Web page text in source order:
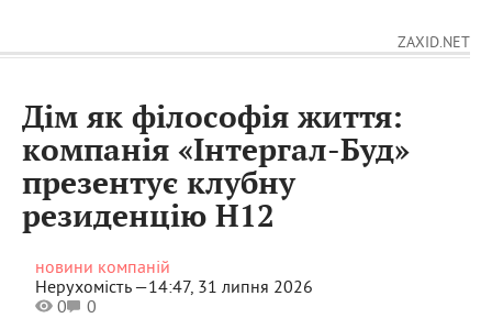
ZAXID.NET
Дім як філософія життя:
компанія «Інтергал-Буд»
презентує клубну
резиденцію H12
новини компаній
Нерухомість —14:47, 31 липня 2026
0
0